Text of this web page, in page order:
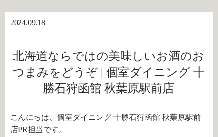
2024.09.18
北海道ならではの美味しいお酒のお
つまみをどうぞ | 個室ダイニング 十
勝石狩函館 秋葉原駅前店
こんにちは、個室ダイニング 十勝石狩函館 秋葉原駅前
店PR担当です。